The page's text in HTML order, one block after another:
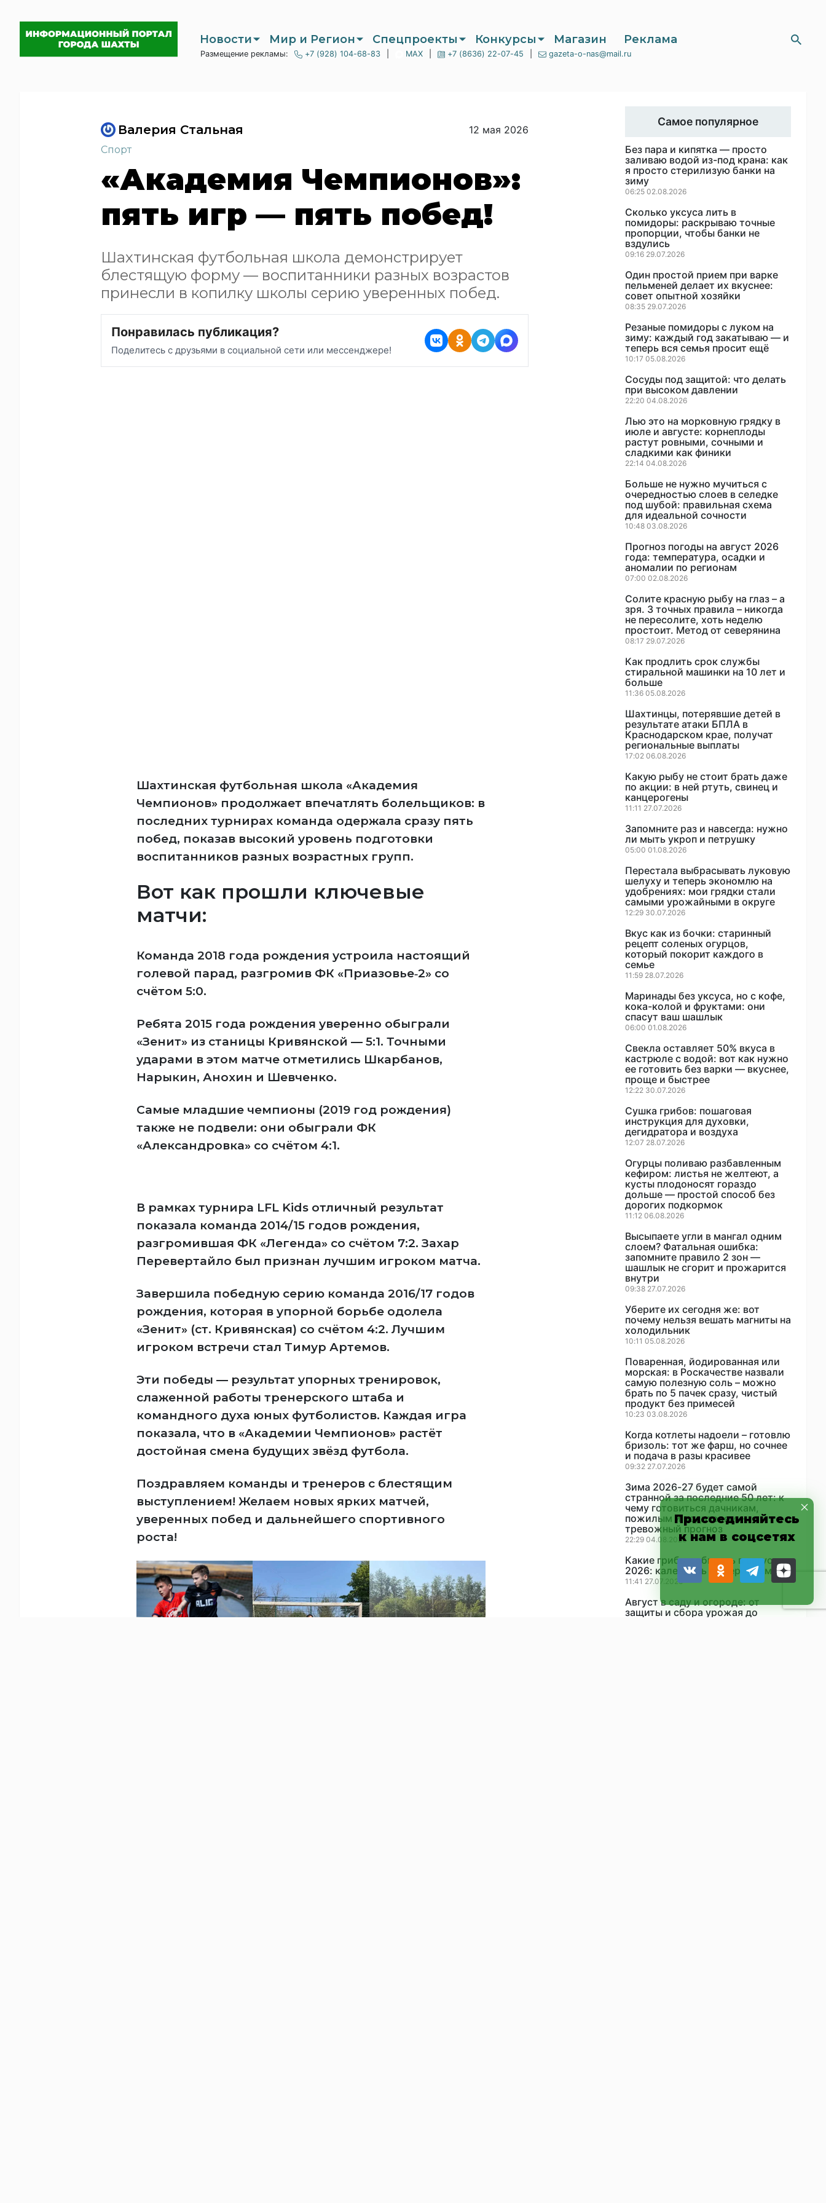
Новости Мир и Регион Спецпроекты Конкурсы Магазин Реклама
Размещение рекламы: +7 (928) 104-68-83 MAX +7 (8636) 22-07-45 gazeta-o-nas@mail.ru
Валерия Стальная 12 мая 2026
Спорт
«Академия Чемпионов»:
пять игр — пять побед!
Шахтинская футбольная школа демонстрирует
блестящую форму — воспитанники разных возрастов
принесли в копилку школы серию уверенных побед.
Понравилась публикация?
Поделитесь с друзьями в социальной сети или мессенджере!
Шахтинская футбольная школа «Академия
Чемпионов» продолжает впечатлять болельщиков: в
последних турнирах команда одержала сразу пять
побед, показав высокий уровень подготовки
воспитанников разных возрастных групп.
Вот как прошли ключевые
матчи:
Команда 2018 года рождения устроила настоящий
голевой парад, разгромив ФК «Приазовье‑2» со
счётом 5:0.
Ребята 2015 года рождения уверенно обыграли
«Зенит» из станицы Кривянской — 5:1. Точными
ударами в этом матче отметились Шкарбанов,
Нарыкин, Анохин и Шевченко.
Самые младшие чемпионы (2019 год рождения)
также не подвели: они обыграли ФК
«Александровка» со счётом 4:1.
В рамках турнира LFL Kids отличный результат
показала команда 2014/15 годов рождения,
разгромившая ФК «Легенда» со счётом 7:2. Захар
Перевертайло был признан лучшим игроком матча.
Завершила победную серию команда 2016/17 годов
рождения, которая в упорной борьбе одолела
«Зенит» (ст. Кривянская) со счётом 4:2. Лучшим
игроком встречи стал Тимур Артемов.
Эти победы — результат упорных тренировок,
слаженной работы тренерского штаба и
командного духа юных футболистов. Каждая игра
показала, что в «Академии Чемпионов» растёт
достойная смена будущих звёзд футбола.
Поздравляем команды и тренеров с блестящим
выступлением! Желаем новых ярких матчей,
уверенных побед и дальнейшего спортивного
роста!
Самое популярное
Без пара и кипятка — просто
заливаю водой из-под крана: как
я просто стерилизую банки на
зиму
06:25 02.08.2026
Сколько уксуса лить в
помидоры: раскрываю точные
пропорции, чтобы банки не
вздулись
09:16 29.07.2026
Один простой прием при варке
пельменей делает их вкуснее:
совет опытной хозяйки
08:35 29.07.2026
Резаные помидоры с луком на
зиму: каждый год закатываю — и
теперь вся семья просит ещё
10:17 05.08.2026
Сосуды под защитой: что делать
при высоком давлении
22:20 04.08.2026
Лью это на морковную грядку в
июле и августе: корнеплоды
растут ровными, сочными и
сладкими как финики
22:14 04.08.2026
Больше не нужно мучиться с
очередностью слоев в селедке
под шубой: правильная схема
для идеальной сочности
10:48 03.08.2026
Прогноз погоды на август 2026
года: температура, осадки и
аномалии по регионам
07:00 02.08.2026
Солите красную рыбу на глаз – а
зря. 3 точных правила – никогда
не пересолите, хоть неделю
простоит. Метод от северянина
08:17 29.07.2026
Как продлить срок службы
стиральной машинки на 10 лет и
больше
11:36 05.08.2026
Шахтинцы, потерявшие детей в
результате атаки БПЛА в
Краснодарском крае, получат
региональные выплаты
17:02 06.08.2026
Какую рыбу не стоит брать даже
по акции: в ней ртуть, свинец и
канцерогены
11:11 27.07.2026
Запомните раз и навсегда: нужно
ли мыть укроп и петрушку
05:00 01.08.2026
Перестала выбрасывать луковую
шелуху и теперь экономлю на
удобрениях: мои грядки стали
самыми урожайными в округе
12:29 30.07.2026
Вкус как из бочки: старинный
рецепт соленых огурцов,
который покорит каждого в
семье
11:59 28.07.2026
Маринады без уксуса, но с кофе,
кока-колой и фруктами: они
спасут ваш шашлык
06:00 01.08.2026
Свекла оставляет 50% вкуса в
кастрюле с водой: вот как нужно
ее готовить без варки — вкуснее,
проще и быстрее
12:22 30.07.2026
Сушка грибов: пошаговая
инструкция для духовки,
дегидратора и воздуха
12:07 28.07.2026
Огурцы поливаю разбавленным
кефиром: листья не желтеют, а
кусты плодоносят гораздо
дольше — простой способ без
дорогих подкормок
11:12 06.08.2026
Высыпаете угли в мангал одним
слоем? Фатальная ошибка:
запомните правило 2 зон —
шашлык не сгорит и прожарится
внутри
09:38 27.07.2026
Уберите их сегодня же: вот
почему нельзя вешать магниты на
холодильник
10:11 05.08.2026
Поваренная, йодированная или
морская: в Роскачестве назвали
самую полезную соль – можно
брать по 5 пачек сразу, чистый
продукт без примесей
10:23 03.08.2026
Когда котлеты надоели – готовлю
бризоль: тот же фарш, но сочнее
и подача в разы красивее
09:32 27.07.2026
Зима 2026-27 будет самой
странной за последние 50 лет: к
чему готовиться дачникам,
пожилым и водителям –
тревожный прогноз
22:29 04.08.2026
Какие грибы собирать в августе
2026: календарь по периодам
11:41 27.07.2026
Август в саду и огороде: от
защиты и сбора урожая до
Присоединяйтесь
к нам в соцсетях